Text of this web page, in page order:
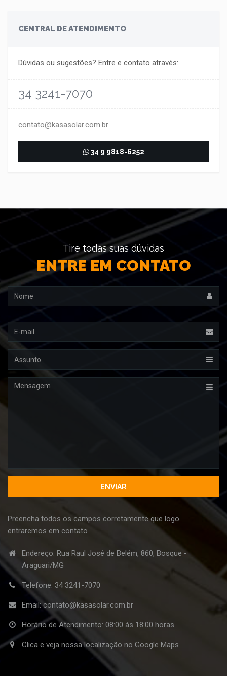
CENTRAL DE ATENDIMENTO
Dúvidas ou sugestões? Entre e contato através:
34 3241-7070
contato@kasasolar.com.br
34 9 9818-6252
Tire todas suas dúvidas
ENTRE EM CONTATO
Nome
Mensagem
Preencha todos os campos corretamente que logo
entraremos em contato
Endereço: Rua Raul José de Belém, 860, Bosque -
Araguari/MG
Telefone: 34 3241-7070
Email:contato@kasasolar.com.br
Horário de Atendimento: 08:00 às 18:00 horas
Clica e veja nossa localização no Google Maps